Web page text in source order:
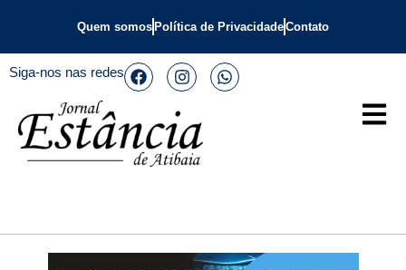
Quem somos Política de PrivacidadeContato
Siga-nos nas redes